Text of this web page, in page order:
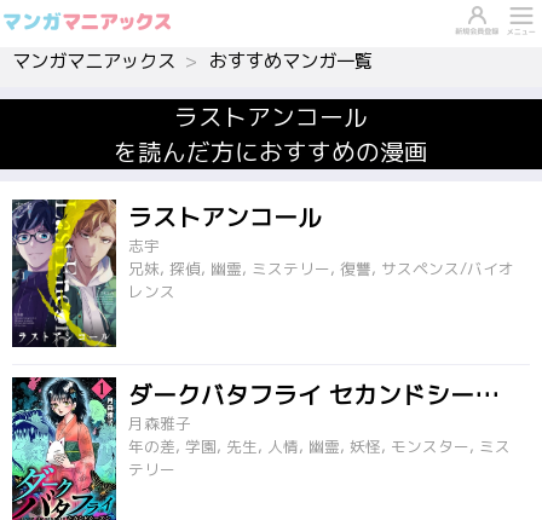
マンガマニアックス おすすめマンガ一覧
ラストアンコール
を読んだ方におすすめの漫画
ラストアンコール
志宇
兄妹, 探偵, 幽霊, ミステリー, 復讐, サスペンス/バイオ
レンス
ダークバタフライ セカンドシーズン
月森雅子
年の差, 学園, 先生, 人情, 幽霊, 妖怪, モンスター, ミス
テリー